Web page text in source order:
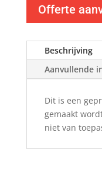
Offerte
Beschrijving
Aanvullende
Dit is een
gemaakt
niet van